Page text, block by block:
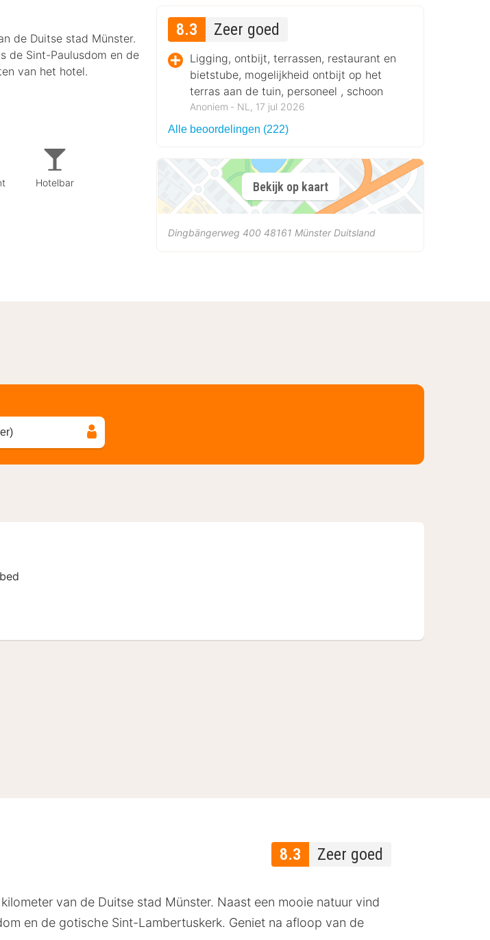
de Duitse stad Münster.
de Sint-Paulusdom en de
van het hotel.
Hotelbar
8.3 Zeer goed
Ligging, ontbijt, terrassen, restaurant en
bietstube, mogelijkheid ontbijt op het
terras aan de tuin, personeel , schoon
Anoniem ‐ NL, 17 jul 2026
Alle beoordelingen (222)
Bekijk op kaart
Dingbängerweg 400 48161 Münster Duitsland
8.3 Zeer goed
van de Duitse stad Münster. Naast een mooie natuur vind
en de gotische Sint-Lambertuskerk. Geniet na afloop van de